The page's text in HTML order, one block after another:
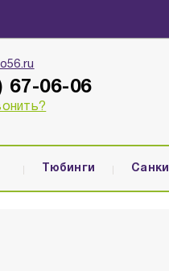
67-06-06
Тюбинги Санки